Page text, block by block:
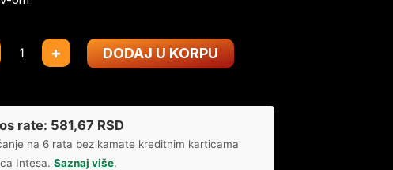
+ DODAJ U KORPU
rate: 581,67 RSD
na 6 rata bez kamate kreditnim karticama
Intesa.Saznaj više.